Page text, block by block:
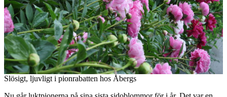
Slösigt, ljuvligt i pionrabatten hos Åbergs